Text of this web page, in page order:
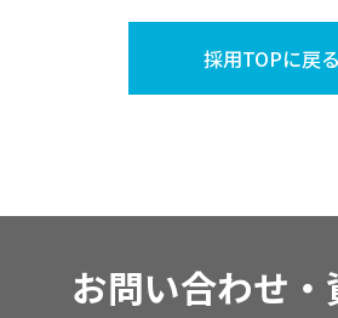
採用TOPに戻る
お問い合わせ